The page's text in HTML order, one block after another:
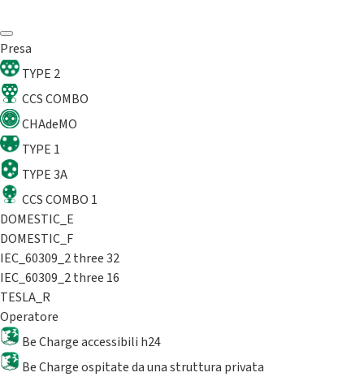
Presa
TYPE 2
CCS COMBO
CHAdeMO
TYPE 1
TYPE 3A
CCS COMBO 1
DOMESTIC_E
DOMESTIC_F
IEC_60309_2 three 32
IEC_60309_2 three 16
TESLA_R
Operatore
Be Charge accessibili h24
Be Charge ospitate da una struttura privata